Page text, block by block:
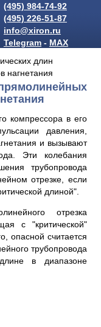
(495) 984-74-92
(495) 226-51-87
info@xiron.ru
Telegram - MAX
длин
нагнетания
компрессора в его
давления,
и вызывают
Эти колебания
трубопровода
отрезке, если
длиной".
отрезка
с "критической"
опасной считается
трубопровода
длине в диапазоне